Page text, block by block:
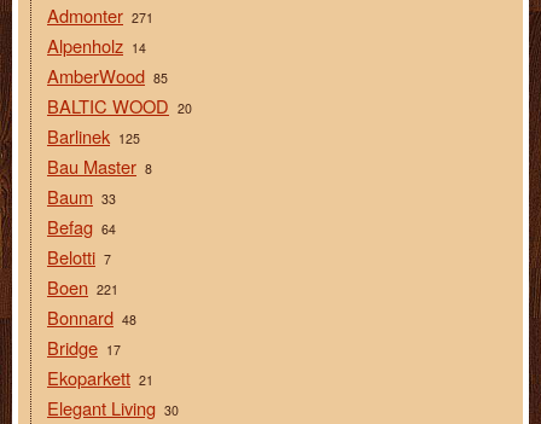
Admonter 271
Alpenholz 14
AmberWood 85
BALTIC WOOD 20
Barlinek 125
Bau Master 8
Baum 33
Befag 64
Belotti 7
Boen 221
Bonnard 48
Bridge 17
Ekoparkett 21
Elegant Living 30